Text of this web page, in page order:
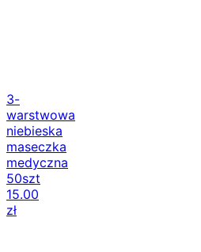
3-
warstwowa
niebieska
maseczka
medyczna
50szt
15.00
zł